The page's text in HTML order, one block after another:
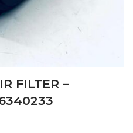
FILTER –